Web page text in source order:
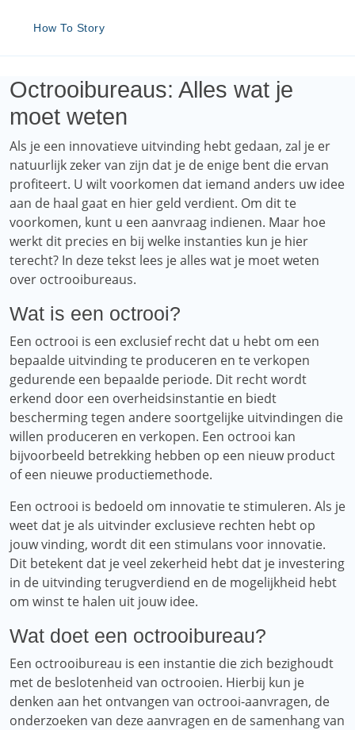
How To Story
Octrooibureaus: Alles wat je
moet weten
Als je een innovatieve uitvinding hebt gedaan, zal je er
natuurlijk zeker van zijn dat je de enige bent die ervan
profiteert. U wilt voorkomen dat iemand anders uw idee
aan de haal gaat en hier geld verdient. Om dit te
voorkomen, kunt u een aanvraag indienen. Maar hoe
werkt dit precies en bij welke instanties kun je hier
terecht? In deze tekst lees je alles wat je moet weten
over octrooibureaus.
Wat is een octrooi?
Een octrooi is een exclusief recht dat u hebt om een ​​
bepaalde uitvinding te produceren en te verkopen
gedurende een bepaalde periode. Dit recht wordt
erkend door een overheidsinstantie en biedt
bescherming tegen andere soortgelijke uitvindingen die
willen produceren en verkopen. Een octrooi kan
bijvoorbeeld betrekking hebben op een nieuw product
of een nieuwe productiemethode.
Een octrooi is bedoeld om innovatie te stimuleren. Als je
weet dat je als uitvinder exclusieve rechten hebt op
jouw vinding, wordt dit een stimulans voor innovatie.
Dit betekent dat je veel zekerheid hebt dat je investering
in de uitvinding terugverdiend en de mogelijkheid hebt
om winst te halen uit jouw idee.
Wat doet een octrooibureau?
Een octrooibureau is een instantie die zich bezighoudt
met de beslotenheid van octrooien. Hierbij kun je
denken aan het ontvangen van octrooi-aanvragen, de
onderzoeken van deze aanvragen en de samenhang van